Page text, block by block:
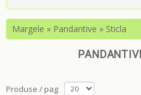
Margele » Pandantive » Sticla
Produse / pag